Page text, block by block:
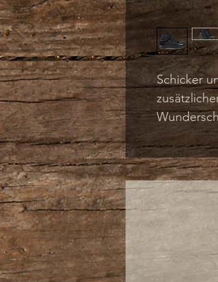
Schicker
und
Dank der
immer
das
fördert.